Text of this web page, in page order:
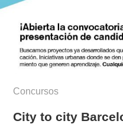
Concursos
City to city